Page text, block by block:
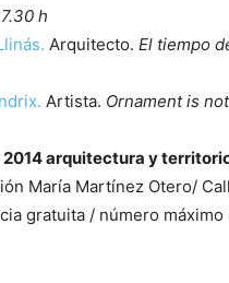
h
Arquitecto. El tiempo
Artista. Ornament is
2014 arquitectura y
María Martínez Otero/
gratuita / número